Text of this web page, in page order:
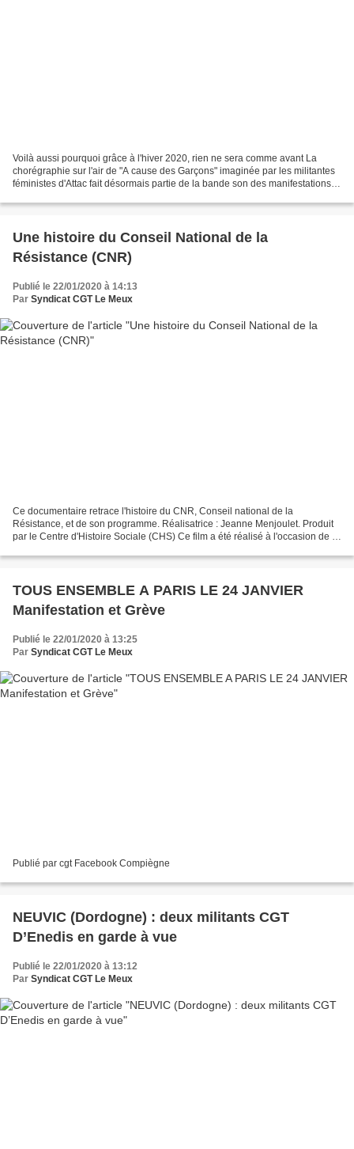
Voilà aussi pourquoi grâce à l'hiver 2020, rien ne sera comme avant La
chorégraphie sur l'air de "A cause des Garçons" imaginée par les militantes
féministes d'Attac fait désormais partie de la bande son des manifestations
Une histoire du Conseil National de la
Résistance (CNR)
Publié le 22/01/2020 à 14:13
Par Syndicat CGT Le Meux
Ce documentaire retrace l'histoire du CNR, Conseil national de la
Résistance, et de son programme. Réalisatrice : Jeanne Menjoulet. Produit
par le Centre d'Histoire Sociale (CHS) Ce film a été réalisé à l'occasion de la
TOUS ENSEMBLE A PARIS LE 24 JANVIER
Manifestation et Grève
Publié le 22/01/2020 à 13:25
Par Syndicat CGT Le Meux
Publié par cgt Facebook Compiègne
NEUVIC (Dordogne) : deux militants CGT
D’Enedis en garde à vue
Publié le 22/01/2020 à 13:12
Par Syndicat CGT Le Meux